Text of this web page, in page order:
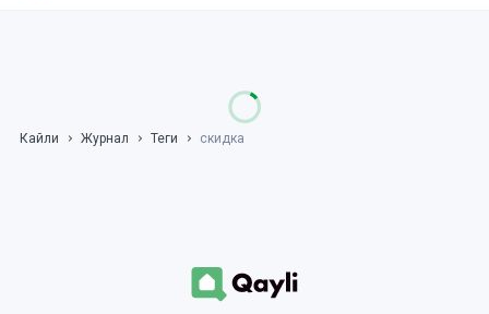
Кайли Журнал Теги скидка